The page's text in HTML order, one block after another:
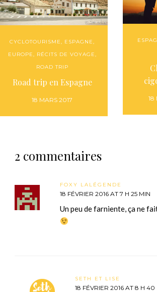
CYCLOTOURISME, ESPAGNE,
EUROPE, RÉCITS DE VOYAGE,
ROAD TRIP
Road trip en Espagne
18 MARS 2017 18
2 commentaires
FOXY LALÉGENDE
18 FÉVRIER 2016 AT 7 H 25 MIN
Un peu de farniente, ça ne
SETH ET LISE
18 FÉVRIER 2016 AT 8 H 40